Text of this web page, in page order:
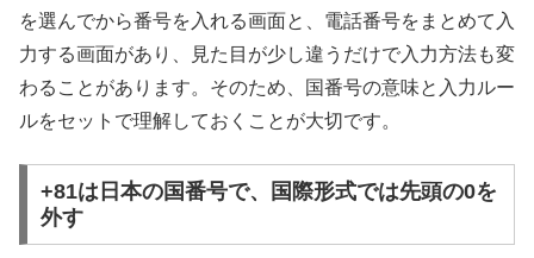
を選んでから番号を入れる画面と、電話番号をまとめて入
力する画面があり、見た目が少し違うだけで入力方法も変
わることがあります。そのため、国番号の意味と入力ルー
ルをセットで理解しておくことが大切です。
+81は日本の国番号で、国際形式では先頭の0を
外す